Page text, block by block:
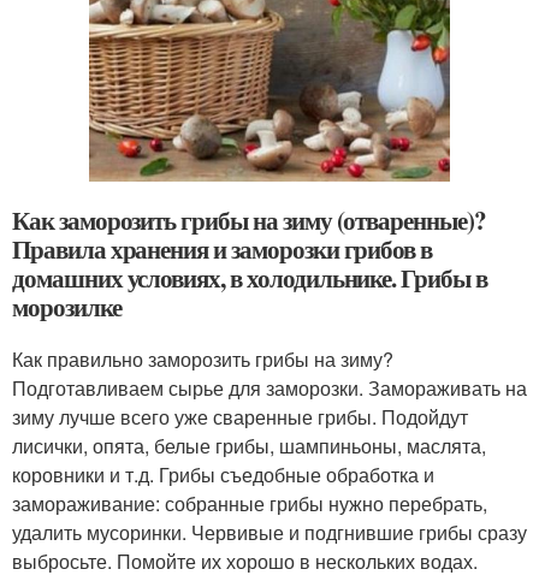
Как заморозить грибы на зиму (отваренные)?
Правила хранения и заморозки грибов в
домашних условиях, в холодильнике. Грибы в
морозилке
Как правильно заморозить грибы на зиму?
Подготавливаем сырье для заморозки. Замораживать на
зиму лучше всего уже сваренные грибы. Подойдут
лисички, опята, белые грибы, шампиньоны, маслята,
коровники и т.д. Грибы съедобные обработка и
замораживание: собранные грибы нужно перебрать,
удалить мусоринки. Червивые и подгнившие грибы сразу
выбросьте. Помойте их хорошо в нескольких водах.